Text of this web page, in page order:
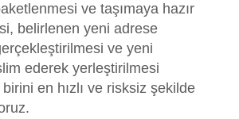
ve taşımaya hazır
belirlenen yeni adrese
ve yeni
ederek yerleştirilmesi
en hızlı ve risksiz şekilde